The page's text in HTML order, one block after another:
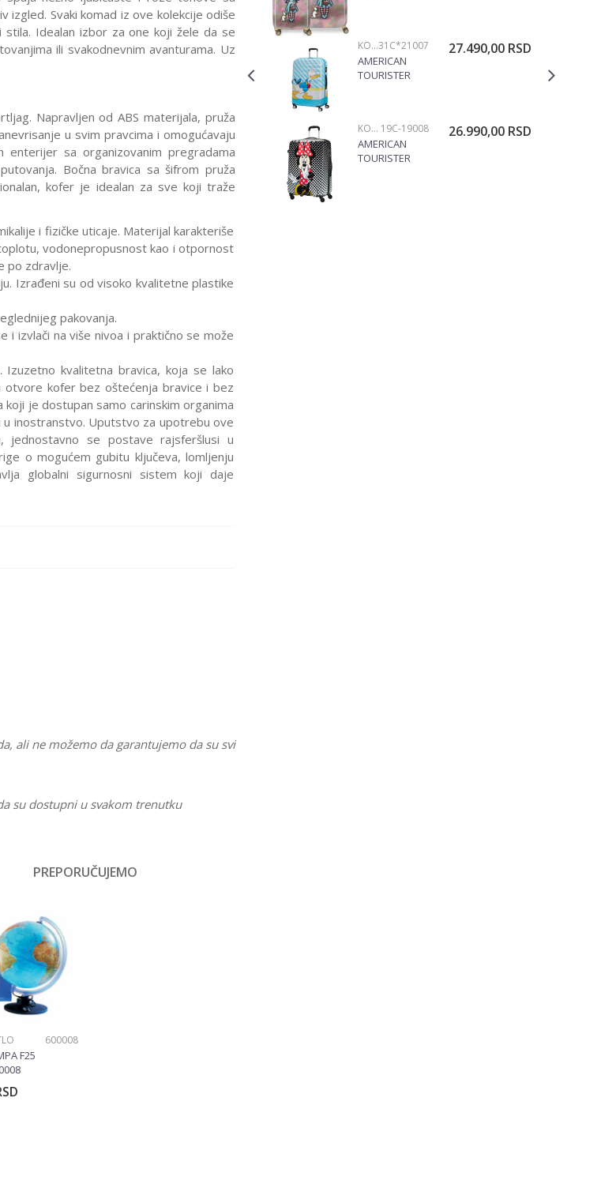
Svaki komad iz ove kolekcije odiše
stila. Idealan izbor za one koji žele da se
ili svakodnevnim avanturama. Uz
Napravljen od ABS materijala, pruža
u svim pravcima i omogućavaju
sa organizovanim pregradama
Bočna bravica sa šifrom pruža
kofer je idealan za sve koji traže
i fizičke uticaje. Materijal karakteriše
vodonepropusnost kao i otpornost
po zdravlje.
Izrađeni su od visoko kvalitetne plastike
pakovanja.
i izvlači na više nivoa i praktično se može
Izuzetno kvalitetna bravica, koja se lako
otvore kofer bez oštećenja bravice i bez
je dostupan samo carinskim organima
inostranstvo. Uputstvo za upotrebu ove
jednostavno se postave rajsferšlusi u
o mogućem gubitu ključeva, lomljenju
globalni sigurnosni sistem koji daje
ali ne možemo da garantujemo da su svi
su dostupni u svakom trenutku
Jeans
KOFER
DONALD BLUE
KISS
31C*21004
KOFERI31C*03022
CAPTAIN
MAERICA
31C*03022
24.490,00RSD
31C*04021
AMERICAN
TOURISTER
KOFER MINNIE
24.490,00RSD
KOFERI31C*21007
AMERICAN
TOURISTER
31C*21007
27.490,00 RSD
KOFERI 19C-19008
AMERICAN
TOURISTER
26.990,00 RSD
PREPORUČUJEMO
600008
F25